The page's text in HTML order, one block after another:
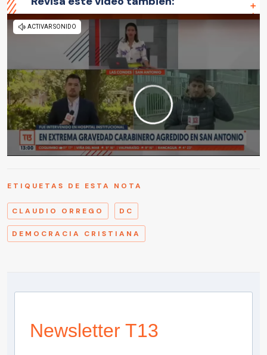
ETIQUETAS DE ESTA NOTA
CLAUDIO ORREGO DC
DEMOCRACIA CRISTIANA
Newsletter T13